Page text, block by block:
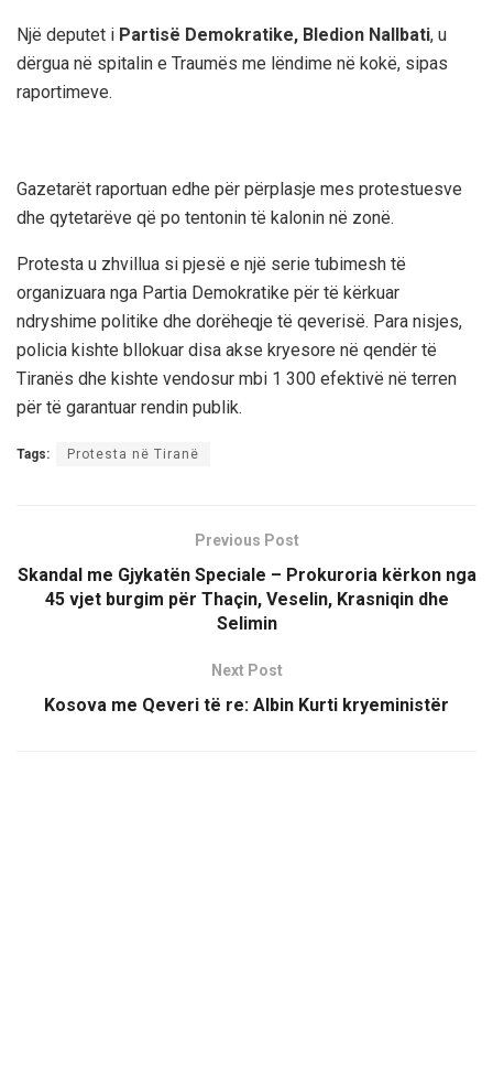
Një deputet i Partisë Demokratike, Bledion Nallbati, u
dërgua në spitalin e Traumës me lëndime në kokë, sipas
raportimeve.
Gazetarët raportuan edhe për përplasje mes protestuesve
dhe qytetarëve që po tentonin të kalonin në zonë.
Protesta u zhvillua si pjesë e një serie tubimesh të
organizuara nga Partia Demokratike për të kërkuar
ndryshime politike dhe dorëheqje të qeverisë. Para nisjes,
policia kishte bllokuar disa akse kryesore në qendër të
Tiranës dhe kishte vendosur mbi 1 300 efektivë në terren
për të garantuar rendin publik.
Tags: Protesta në Tiranë
Previous Post
Skandal me Gjykatën Speciale – Prokuroria kërkon nga
45 vjet burgim për Thaçin, Veselin, Krasniqin dhe
Selimin
Next Post
Kosova me Qeveri të re: Albin Kurti kryeministër